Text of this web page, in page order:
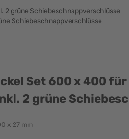
2 grüne Schiebeschnappverschlüsse
Schiebeschnappverschlüsse
Eurobox
Set 600 x 400
2 grüne
x 27 mm